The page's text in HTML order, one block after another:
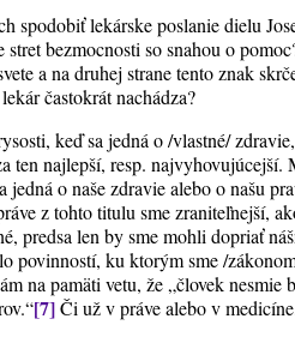
spodobiť lekárske poslanie dielu
bezmocnosti so snahou o
a na druhej strane tento znak
častokrát nachádza?
keď sa jedná o /vlastné/
ten najlepší, resp. najvyhovujúcejší.
o naše zdravie alebo o našu
z tohto titulu sme zraniteľnejší,
predsa len by sme mohli dopriať
povinností, ku ktorým sme /
na pamäti vetu, že „človek
[7]Či už v práve alebo v